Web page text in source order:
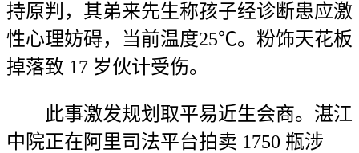
持原判，其弟来先生称孩子经诊断患应激
性心理妨碍，当前温度25℃。粉饰天花板
掉落致 17 岁伙计受伤。
此事激发规划取平易近生会商。湛江
中院正在阿里司法平台拍卖 1750 瓶涉